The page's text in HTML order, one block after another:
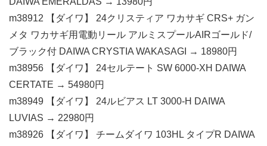
m38912 【ダイワ】 24クリスティア ワカサギ CRS+ ガン
メタ ワカサギ用電動リール アルミスプールAIRゴールド/
ブラック付 DAIWA CRYSTIA WAKASAGI → 18980円
m38956 【ダイワ】 24セルテート SW 6000-XH DAIWA
CERTATE → 54980円
m38949 【ダイワ】 24ルビアス LT 3000-H DAIWA
LUVIAS → 22980円
m38926 【ダイワ】 チームダイワ 103HL タイプR DAIWA